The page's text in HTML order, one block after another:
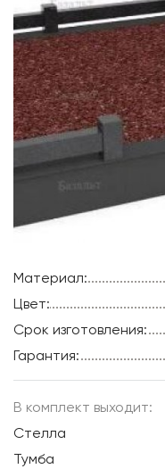
Материал:
Цвет:
Срок изготовления:
Гарантия:
В комплект выходит:
Стелла
Тумба